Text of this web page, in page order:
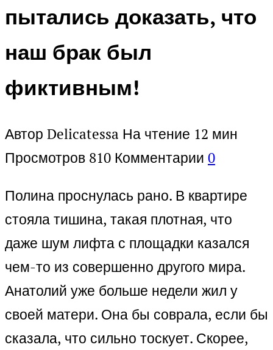
пытались доказать, что
наш брак был
фиктивным!
Автор Delicatessa На чтение 12 мин
Просмотров 810 Комментарии 0
Полина проснулась рано. В квартире
стояла тишина, такая плотная, что
даже шум лифта с площадки казался
чем-то из совершенно другого мира.
Анатолий уже больше недели жил у
своей матери. Она бы соврала, если бы
сказала, что сильно тоскует. Скорее,